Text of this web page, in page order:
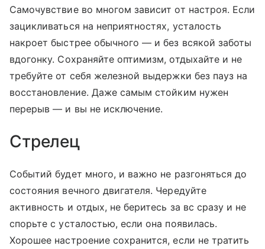
Самочувствие во многом зависит от настроя. Если
зацикливаться на неприятностях, усталость
накроет быстрее обычного — и без всякой заботы
вдогонку. Сохраняйте оптимизм, отдыхайте и не
требуйте от себя железной выдержки без пауз на
восстановление. Даже самым стойким нужен
перерыв — и вы не исключение.
Стрелец
Событий будет много, и важно не разгоняться до
состояния вечного двигателя. Чередуйте
активность и отдых, не беритесь за вс сразу и не
спорьте с усталостью, если она появилась.
Хорошее настроение сохранится, если не тратить